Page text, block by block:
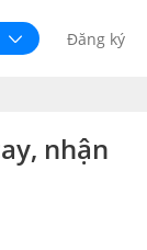
Đăng ký
nhận